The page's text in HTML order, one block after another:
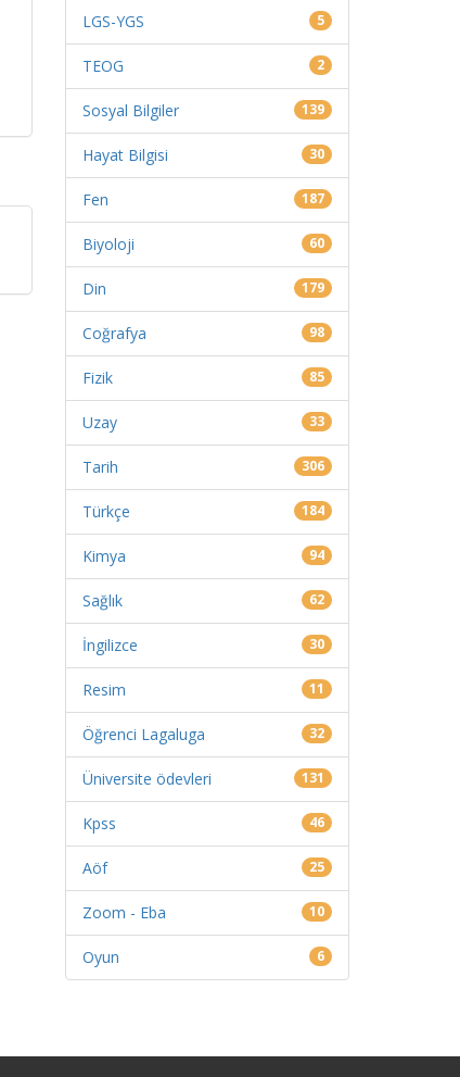
LGS-YGS 5
TEOG 2
Sosyal Bilgiler 139
Hayat Bilgisi 30
Fen 187
Biyoloji 60
Din 179
Coğrafya 98
Fizik 85
Uzay 33
Tarih 306
Türkçe 184
Kimya 94
Sağlık 62
İngilizce 30
Resim 11
Öğrenci Lagaluga 32
Üniversite ödevleri 131
Kpss 46
Aöf 25
Zoom - Eba 10
Oyun 6